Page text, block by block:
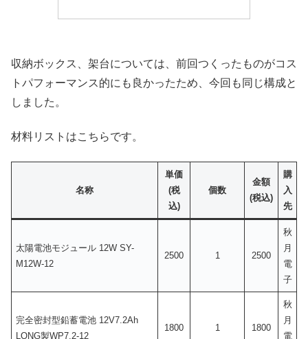
収納ボックス、架台については、前回つくったものがコス
トパフォーマンス的にも良かったため、今回も同じ構成と
しました。
材料リストはこちらです。
名称
単価
(税
込)
個数
金額
(税込)
購
入
先
太陽電池モジュール 12W SY-
M12W-12
2500 1 2500
秋
月
電
子
完全密封型鉛蓄電池 12V7.2Ah
LONG製WP7.2-12
1800 1 1800
秋
月
電